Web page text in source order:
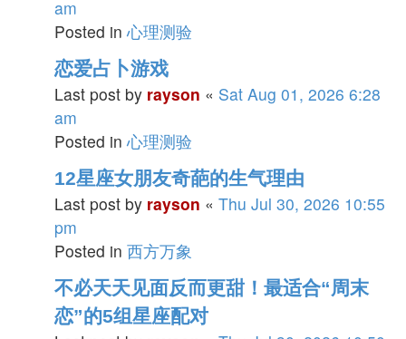
am
Posted in心理测验
恋爱占卜游戏
Last post by rayson « Sat Aug 01, 2026 6:28
am
Posted in心理测验
12星座女朋友奇葩的生气理由
Last post by rayson « Thu Jul 30, 2026 10:55
pm
Posted in 西方万象
不必天天见面反而更甜！最适合“周末
恋”的5组星座配对